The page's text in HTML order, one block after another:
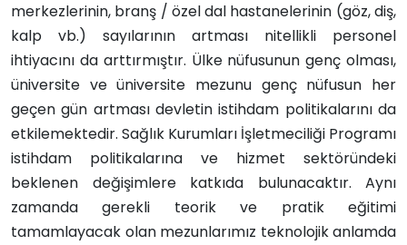
merkezlerinin, branş / özel dal hastanelerinin (göz, diş,
kalp vb.) sayılarının artması nitellikli personel
ihtiyacını da arttırmıştır. Ülke nüfusunun genç olması,
üniversite ve üniversite mezunu genç nüfusun her
geçen gün artması devletin istihdam politikalarını da
etkilemektedir. Sağlık Kurumları İşletmeciliği Programı
istihdam politikalarına ve hizmet sektöründeki
beklenen değişimlere katkıda bulunacaktır. Aynı
zamanda gerekli teorik ve pratik eğitimi
tamamlayacak olan mezunlarımız teknolojik anlamda